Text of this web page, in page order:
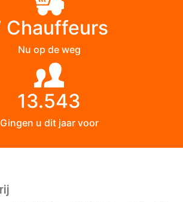
Chauffeurs
Nu op de weg
13.543
Gingen u dit jaar voor